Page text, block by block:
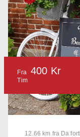
12.66 km fra Da
Fra 400 Kr
Tim